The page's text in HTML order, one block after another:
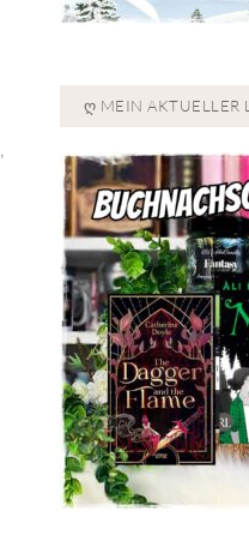
Ღ MEIN AKTUELLER